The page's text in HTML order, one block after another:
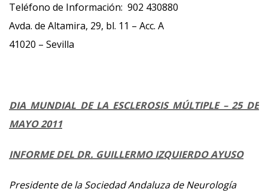
Teléfono de Información: 902 430880
Avda. de Altamira, 29, bl. 11 – Acc. A
41020 – Sevilla
DIA MUNDIAL DE LA ESCLEROSIS MÚLTIPLE – 25 DE
MAYO 2011
INFORME DEL DR. GUILLERMO IZQUIERDO AYUSO
Presidente de la Sociedad Andaluza de Neurología